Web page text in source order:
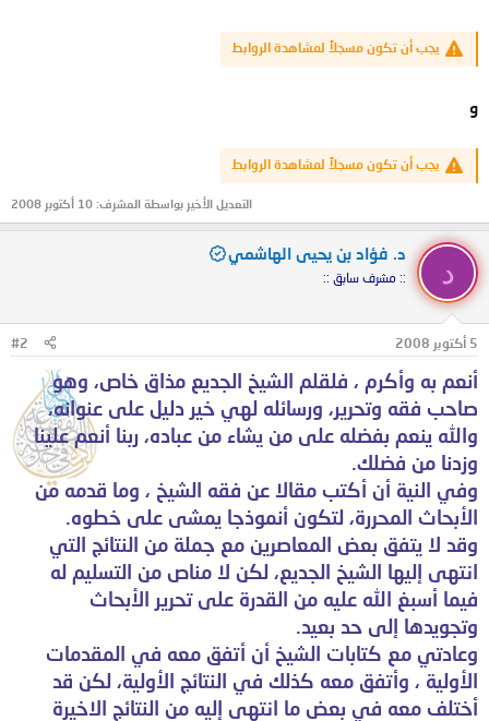
يجب أن تكون مسجلاً لمشاهدة الروابط
و
يجب أن تكون مسجلاً لمشاهدة الروابط
التعديل الأخير بواسطة المشرف: 10 أكتوبر 2008
د
د. فؤاد بن يحيى الهاشمي
:: مشرف سابق ::
5 أكتوبر 2008 #2
أنعم به وأكرم ، فلقلم الشيخ الجديع مذاق خاص، وهو
صاحب فقه وتحرير، ورسائله لهي خير دليل على عنوانه،
والله ينعم بفضله على من يشاء من عباده، ربنا أنعم علينا
وزدنا من فضلك.
وفي النية أن أكتب مقالا عن فقه الشيخ ، وما قدمه من
الأبحاث المحررة، لتكون أنموذجا يمشى على خطوه.
وقد لا يتفق بعض المعاصرين مع جملة من النتائج التي
انتهى إليها الشيخ الجديع، لكن لا مناص من التسليم له
فيما أسبغ الله عليه من القدرة على تحرير الأبحاث
وتجويدها إلى حد بعيد.
وعادتي مع كتابات الشيخ أن أتفق معه في المقدمات
الأولية ، وأتفق معه كذلك في النتائج الأولية، لكن قد
أختلف معه في بعض ما انتهى إليه من النتائج الاخيرة